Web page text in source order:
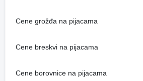
Cene grožđa na pijacama
Cene breskvi na pijacama
Cene borovnice na pijacama